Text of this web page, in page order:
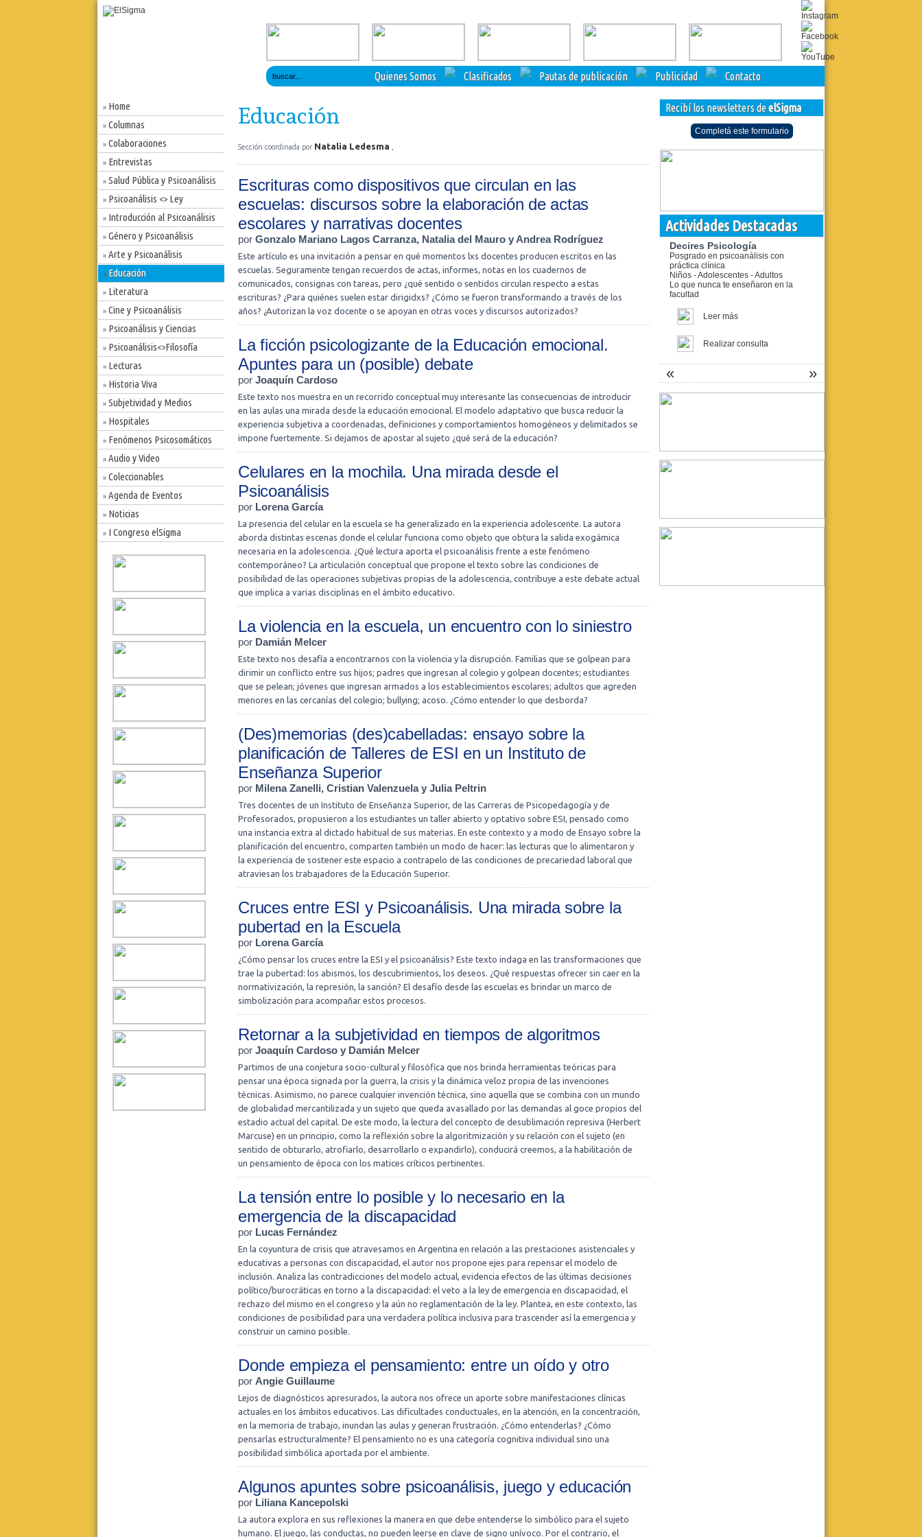
Quienes Somos Clasificados Pautas de publicación Publicidad Contacto
» Home
» Columnas
» Colaboraciones
» Entrevistas
» Salud Pública y Psicoanálisis
» Psicoanálisis <> Ley
» Introducción al Psicoanálisis
» Género y Psicoanálisis
» Arte y Psicoanálisis
» Educación
» Literatura
» Cine y Psicoanálisis
» Psicoanálisis y Ciencias
» Psicoanálisis<>Filosofía
» Lecturas
» Historia Viva
» Subjetividad y Medios
» Hospitales
» Fenómenos Psicosomáticos
» Audio y Video
» Coleccionables
» Agenda de Eventos
» Noticias
» I Congreso elSigma
Educación
Sección coordinada por Natalia Ledesma
Escrituras como dispositivos que circulan en las
escuelas: discursos sobre la elaboración de actas
escolares y narrativas docentes
por Gonzalo Mariano Lagos Carranza, Natalia del Mauro y Andrea Rodríguez
Este artículo es una invitación a pensar en qué momentos lxs docentes producen escritos en las
escuelas. Seguramente tengan recuerdos de actas, informes, notas en los cuadernos de
comunicados, consignas con tareas, pero ¿qué sentido o sentidos circulan respecto a estas
escrituras? ¿Para quiénes suelen estar dirigidxs? ¿Cómo se fueron transformando a través de los
años? ¿Autorizan la voz docente o se apoyan en otras voces y discursos autorizados?
La ficción psicologizante de la Educación emocional.
Apuntes para un (posible) debate
por Joaquín Cardoso
Este texto nos muestra en un recorrido conceptual muy interesante las consecuencias de introducir
en las aulas una mirada desde la educación emocional. El modelo adaptativo que busca reducir la
experiencia subjetiva a coordenadas, definiciones y comportamientos homogéneos y delimitados se
impone fuertemente. Si dejamos de apostar al sujeto ¿qué será de la educación?
Celulares en la mochila. Una mirada desde el
Psicoanálisis
por Lorena García
La presencia del celular en la escuela se ha generalizado en la experiencia adolescente. La autora
aborda distintas escenas donde el celular funciona como objeto que obtura la salida exogámica
necesaria en la adolescencia. ¿Qué lectura aporta el psicoanálisis frente a este fenómeno
contemporáneo? La articulación conceptual que propone el texto sobre las condiciones de
posibilidad de las operaciones subjetivas propias de la adolescencia, contribuye a este debate actual
que implica a varias disciplinas en el ámbito educativo.
La violencia en la escuela, un encuentro con lo siniestro
por Damián Melcer
Este texto nos desafía a encontrarnos con la violencia y la disrupción. Familias que se golpean para
dirimir un conflicto entre sus hijos; padres que ingresan al colegio y golpean docentes; estudiantes
que se pelean; jóvenes que ingresan armados a los establecimientos escolares; adultos que agreden
menores en las cercanías del colegio; bullying; acoso. ¿Cómo entender lo que desborda?
(Des)memorias (des)cabelladas: ensayo sobre la
planificación de Talleres de ESI en un Instituto de
Enseñanza Superior
por Milena Zanelli, Cristian Valenzuela y Julia Peltrin
Tres docentes de un Instituto de Enseñanza Superior, de las Carreras de Psicopedagogía y de
Profesorados, propusieron a los estudiantes un taller abierto y optativo sobre ESI, pensado como
una instancia extra al dictado habitual de sus materias. En este contexto y a modo de Ensayo sobre la
planificación del encuentro, comparten también un modo de hacer: las lecturas que lo alimentaron y
la experiencia de sostener este espacio a contrapelo de las condiciones de precariedad laboral que
atraviesan los trabajadores de la Educación Superior.
Cruces entre ESI y Psicoanálisis. Una mirada sobre la
pubertad en la Escuela
por Lorena García
¿Cómo pensar los cruces entre la ESI y el psicoanálisis? Este texto indaga en las transformaciones que
trae la pubertad: los abismos, los descubrimientos, los deseos. ¿Qué respuestas ofrecer sin caer en la
normativización, la represión, la sanción? El desafío desde las escuelas es brindar un marco de
simbolización para acompañar estos procesos.
Retornar a la subjetividad en tiempos de algoritmos
por Joaquín Cardoso y Damián Melcer
Partimos de una conjetura socio-cultural y filosófica que nos brinda herramientas teóricas para
pensar una época signada por la guerra, la crisis y la dinámica veloz propia de las invenciones
técnicas. Asimismo, no parece cualquier invención técnica, sino aquella que se combina con un mundo
de globalidad mercantilizada y un sujeto que queda avasallado por las demandas al goce propios del
estadio actual del capital. De este modo, la lectura del concepto de desublimación represiva (Herbert
Marcuse) en un principio, como la reflexión sobre la algoritmización y su relación con el sujeto (en
sentido de obturarlo, atrofiarlo, desarrollarlo o expandirlo), conducirá creemos, a la habilitación de
un pensamiento de época con los matices críticos pertinentes.
La tensión entre lo posible y lo necesario en la
emergencia de la discapacidad
por Lucas Fernández
En la coyuntura de crisis que atravesamos en Argentina en relación a las prestaciones asistenciales y
educativas a personas con discapacidad, el autor nos propone ejes para repensar el modelo de
inclusión. Analiza las contradicciones del modelo actual, evidencia efectos de las últimas decisiones
político/burocráticas en torno a la discapacidad: el veto a la ley de emergencia en discapacidad, el
rechazo del mismo en el congreso y la aún no reglamentación de la ley. Plantea, en este contexto, las
condiciones de posibilidad para una verdadera política inclusiva para trascender así la emergencia y
construir un camino posible.
Donde empieza el pensamiento: entre un oído y otro
por Angie Guillaume
Lejos de diagnósticos apresurados, la autora nos ofrece un aporte sobre manifestaciones clínicas
actuales en los ámbitos educativos. Las dificultades conductuales, en la atención, en la concentración,
en la memoria de trabajo, inundan las aulas y generan frustración. ¿Cómo entenderlas? ¿Cómo
pensarlas estructuralmente? El pensamiento no es una categoría cognitiva individual sino una
posibilidad simbólica aportada por el ambiente.
Algunos apuntes sobre psicoanálisis, juego y educación
por Liliana Kancepolski
La autora explora en sus reflexiones la manera en que debe entenderse lo simbólico para el sujeto
humano. El juego, las conductas, no pueden leerse en clave de signo unívoco. Por el contrario, el
Recibí los newsletters deelSigma
Completá este formulario
Actividades Destacadas
Decires Psicología
Posgrado en psicoanálisis con
práctica clínica
Niños - Adolescentes - Adultos
Lo que nunca te enseñaron en la
facultad
Leer más
Realizar consulta
Szapiro.
Realizar consulta
La Tercera: Asistencia y
« »